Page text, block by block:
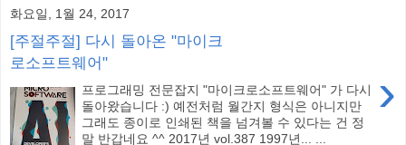
화요일, 1월 24, 2017
[주절주절] 다시 돌아온 "마이크
로소프트웨어"
›
프로그래밍 전문잡지 "마이크로소프트웨어" 가 다시
돌아왔습니다 :) 예전처럼 월간지 형식은 아니지만
그래도 종이로 인쇄된 책을 넘겨볼 수 있다는 건 정
말 반갑네요 ^^ 2017년 vol.387 1997년... ...